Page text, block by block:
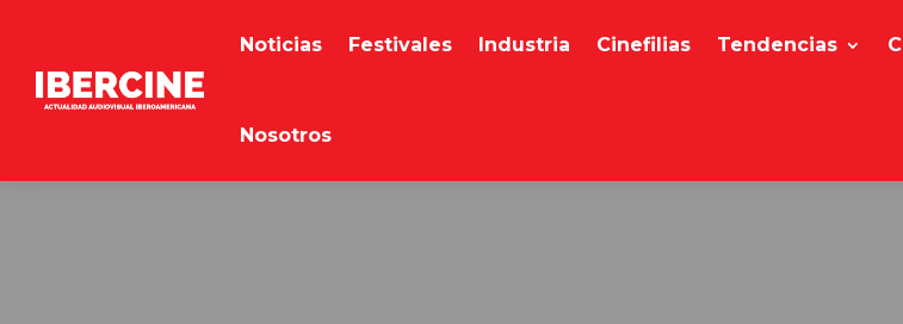
Noticias Festivales Industria Cinefilias Tendencias
Nosotros